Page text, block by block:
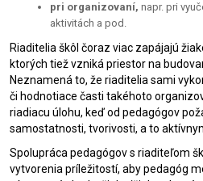
pri organizovaní, napr. pri
aktivitách a pod.
Riaditelia škôl čoraz viac zapájajú
ktorých tiež vzniká priestor na
Neznamená to, že riaditelia sami
či hodnotiace časti takéhoto
riadiacu úlohu, keď od pedagógov
samostatnosti, tvorivosti, a to
Spolupráca pedagógov s riaditeľom
vytvorenia príležitostí, aby pedagóg